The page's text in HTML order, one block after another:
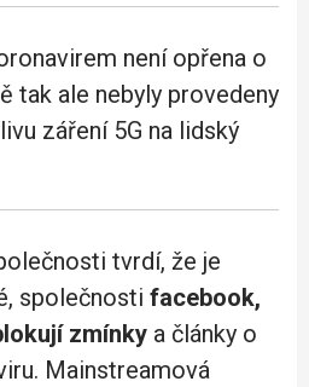
není opřena o
tak ale nebyly provedeny
záření 5G na lidský
tvrdí, že je
společnosti facebook,
zmínky a články o
Mainstreamová